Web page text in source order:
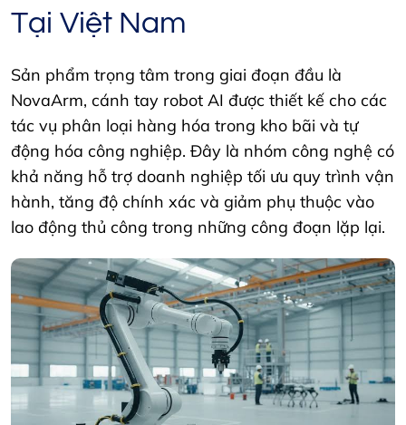
Tại Việt Nam
Sản phẩm trọng tâm trong giai đoạn đầu là
NovaArm, cánh tay robot AI được thiết kế cho các
tác vụ phân loại hàng hóa trong kho bãi và tự
động hóa công nghiệp. Đây là nhóm công nghệ có
khả năng hỗ trợ doanh nghiệp tối ưu quy trình vận
hành, tăng độ chính xác và giảm phụ thuộc vào
lao động thủ công trong những công đoạn lặp lại.